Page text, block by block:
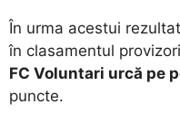
În urma acestui
în clasamentul
FC Voluntari urcă pe
puncte.